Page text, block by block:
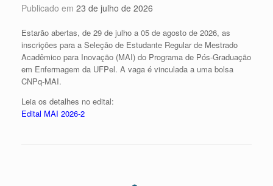
Publicado em 23 de julho de 2026
Estarão abertas, de 29 de julho a 05 de agosto de 2026, as
inscrições para a Seleção de Estudante Regular de Mestrado
Acadêmico para Inovação (MAI) do Programa de Pós-Graduação
em Enfermagem da UFPel. A vaga é vinculada a uma bolsa
CNPq-MAI.
Leia os detalhes no edital:
Edital MAI 2026-2